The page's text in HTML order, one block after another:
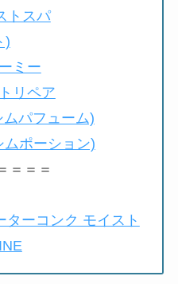
トスパ
)
ミー
リペア
パフューム)
ポーション)
＝＝＝
ターコンク モイスト